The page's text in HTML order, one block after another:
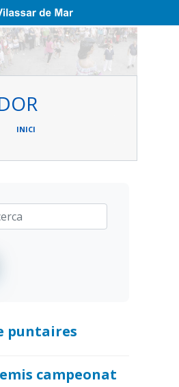
INICI
puntaires
campeonat